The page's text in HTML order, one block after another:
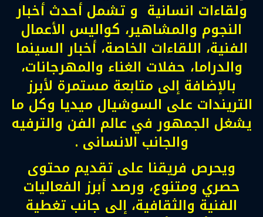
ولقاءات انسانية و تشمل أحدث أخبار
النجوم والمشاهير، كواليس الأعمال
الفنية، اللقاءات الخاصة، أخبار السينما
والدراما، حفلات الغناء والمهرجانات،
بالإضافة إلى متابعة مستمرة لأبرز
التريندات على السوشيال ميديا وكل ما
يشغل الجمهور في عالم الفن والترفيه
والجانب الانسانى .
ويحرص فريقنا على تقديم محتوى
حصري ومتنوع، ورصد أبرز الفعاليات
الفنية والثقافية، إلى جانب تغطية